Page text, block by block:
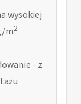
wysokiej
m2
- z